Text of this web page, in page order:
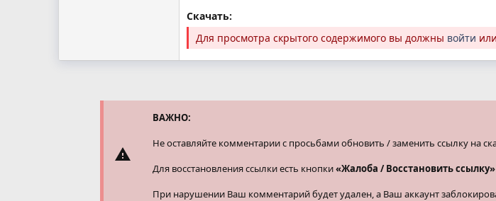
Скачать:
Для просмотра скрытого содержимого вы должны войти или
ВАЖНО:
Не оставляйте комментарии с просьбами обновить / заменить ссылку на
Для восстановления ссылки есть кнопки«Жалоба / Восстановить ссылку»
При нарушении Ваш комментарий будет удален, а Ваш аккаунт